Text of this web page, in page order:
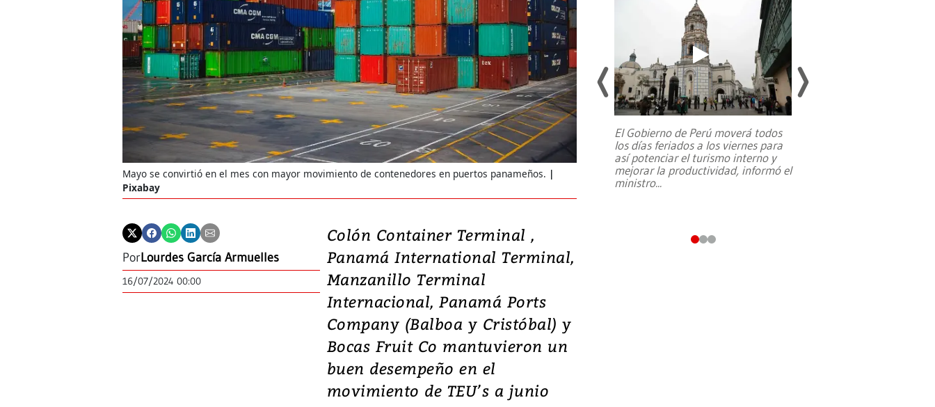
Mayo se convirtió en el mes con mayor movimiento de contenedores en puertos panameños.
Pixabay
PorLourdes García Armuelles
16/07/2024 00:00
Colón Container Terminal ,
Panamá International Terminal,
Manzanillo Terminal
Internacional, Panamá Ports
Company (Balboa y Cristóbal) y
Bocas Fruit Co mantuvieron un
buen desempeño en el
movimiento de TEU’s a junio
Entre recuerdos y escuetas
referencias hacia sus adversarios, el
presidente de Brasil, Luiz Inácio Lula
candidatura...
El Gobierno de Perú moverá todos
los días feriados a los viernes para
así potenciar el turismo interno y
mejorar la productividad, informó el
ministro...